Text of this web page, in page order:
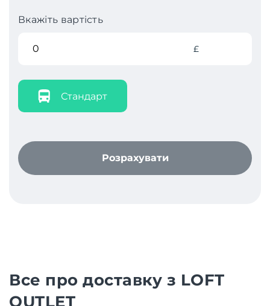
Вкажіть вартість
£
Стандарт
Розрахувати
Все про доставку з LOFT
OUTLET